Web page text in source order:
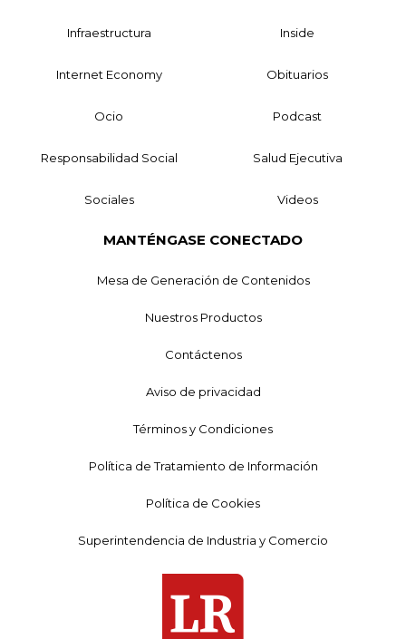
Infraestructura Inside
Internet Economy Obituarios
Ocio Podcast
Responsabilidad Social Salud Ejecutiva
Sociales Videos
MANTÉNGASE CONECTADO
Mesa de Generación de Contenidos
Nuestros Productos
Contáctenos
Aviso de privacidad
Términos y Condiciones
Política de Tratamiento de Información
Política de Cookies
Superintendencia de Industria y Comercio